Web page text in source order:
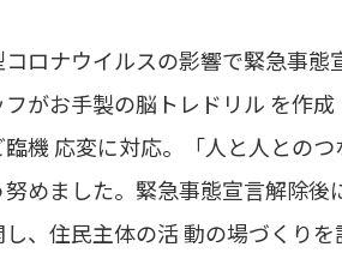
コロナウイルスの影響で緊急事
フがお手製の脳トレドリル を作
臨機 応変に対応。「人と人との
努めました。緊急事態宣言解除
、住民主体の活 動の場づくりを